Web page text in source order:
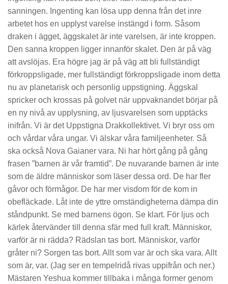
sanningen. Ingenting kan lösa upp denna från det inre
arbetet hos en upplyst varelse instängd i form. Såsom
draken i ägget, äggskalet är inte varelsen, är inte kroppen.
Den sanna kroppen ligger innanför skalet. Den är på väg
att avslöjas. Era högre jag är på väg att bli fullständigt
förkroppsligade, mer fullständigt förkroppsligade inom detta
nu av planetarisk och personlig uppstigning. Äggskal
spricker och krossas på golvet när uppvaknandet börjar på
en ny nivå av upplysning, av ljusvarelsen som upptäcks
inifrån. Vi är det Uppstigna Drakkollektivet. Vi bryr oss om
och vårdar våra ungar. Vi älskar våra familjeenheter. Så
ska också Nova Gaianer vara. Ni har hört gång på gång
frasen ”barnen är vår framtid”. De nuvarande barnen är inte
som de äldre människor som läser dessa ord. De har fler
gåvor och förmågor. De har mer visdom för de kom in
obefläckade. Låt inte de yttre omständigheterna dämpa din
ståndpunkt. Se med barnens ögon. Se klart. För ljus och
kärlek återvänder till denna sfär med full kraft. Människor,
varför är ni rädda? Rädslan tas bort. Människor, varför
gråter ni? Sorgen tas bort. Allt som var är och ska vara. Allt
som är, var. (Jag ser en tempelridå rivas uppifrån och ner.)
Mästaren Yeshua kommer tillbaka i många former genom